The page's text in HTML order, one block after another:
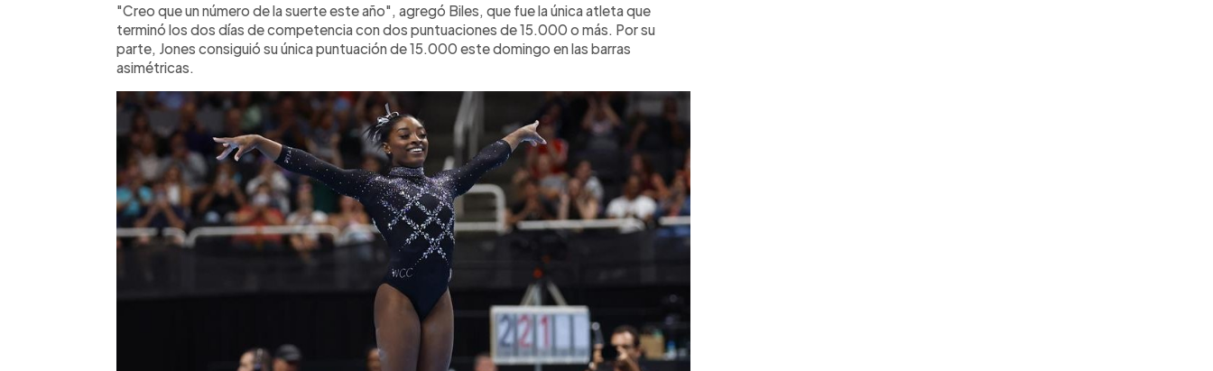
"Creo que un número de la suerte este año", agregó Biles, que fue la única atleta que
terminó los dos días de competencia con dos puntuaciones de 15.000 o más. Por su
parte, Jones consiguió su única puntuación de 15.000 este domingo en las barras
asimétricas.